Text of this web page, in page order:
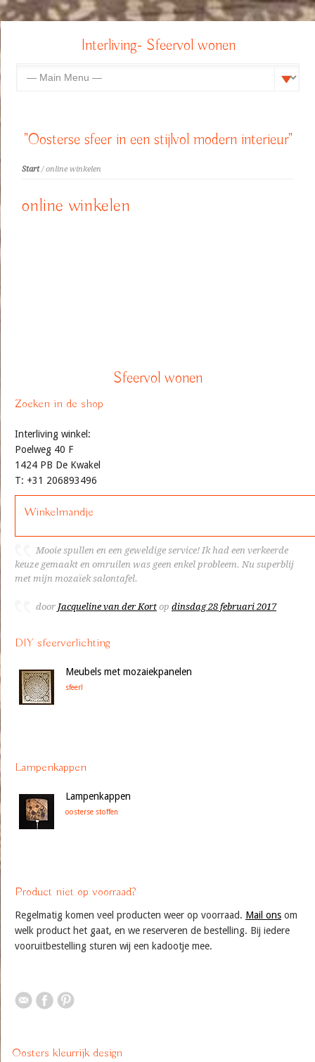
Interliving- Sfeervol wonen
"Oosterse sfeer in een stijlvol modern interieur"
Start/ online winkelen
online winkelen
Sfeervol wonen
Zoeken in de shop
Interliving winkel:
Poelweg 40 F
1424 PB De Kwakel
T: +31 206893496
Winkelmandje
Mooie spullen en een geweldige service! Ik had een verkeerde
keuze gemaakt en omruilen was geen enkel probleem. Nu superblij
met mijn mozaïek salontafel.
door Jacqueline van der Kort op dinsdag 28 februari 2017
DIY sfeerverlichting
Meubels met mozaiekpanelen
sfeer!
Lampenkappen
Lampenkappen
oosterse stoffen
Product niet op voorraad?
Regelmatig komen veel producten weer op voorraad. Mail ons om
welk product het gaat, en we reserveren de bestelling. Bij iedere
vooruitbestelling sturen wij een kadootje mee.
Oosters kleurrijk design